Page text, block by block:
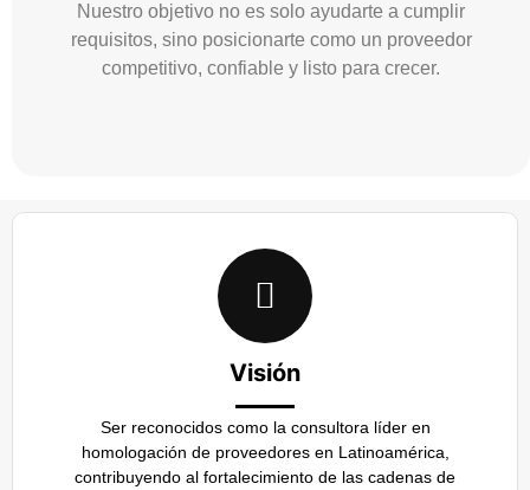
Nuestro objetivo no es solo ayudarte a cumplir
requisitos, sino posicionarte como un proveedor
competitivo, confiable y listo para crecer.
Visión
Ser reconocidos como la consultora líder en
homologación de proveedores en Latinoamérica,
contribuyendo al fortalecimiento de las cadenas de